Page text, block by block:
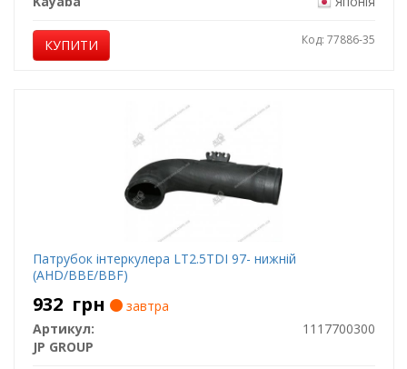
КУПИТИ Код: 77886-35
Патрубок інтеркулера LT2.5TDI 97- нижній
(AHD/BBE/BBF)
932 грн
завтра
Артикул:
1117700300
JP GROUP